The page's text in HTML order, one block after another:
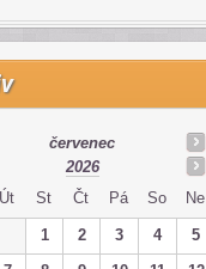
červenec
2026
Út St Čt Pá So Ne
1 2 3 4
5